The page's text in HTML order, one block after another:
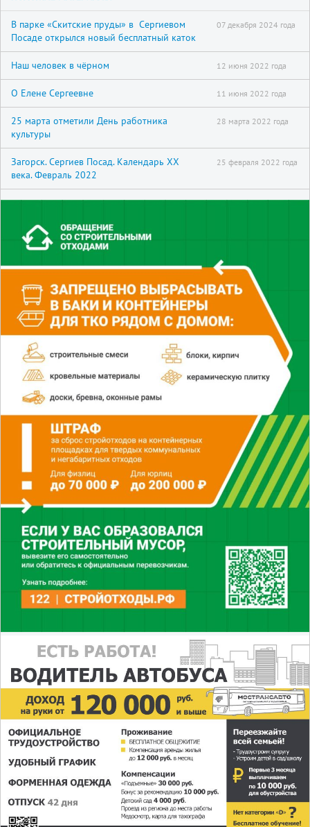
В парке «Скитские пруды» в Сергиевом
Посаде открылся новый бесплатный каток
07 декабря 2024 года
Наш человек в чёрном 12 июня 2022 года
О Елене Сергеевне 11 июня 2022 года
25 марта отметили День работника
культуры
28 марта 2022 года
Загорск. Сергиев Посад. Календарь XX
века. Февраль 2022
25 февраля 2022 года